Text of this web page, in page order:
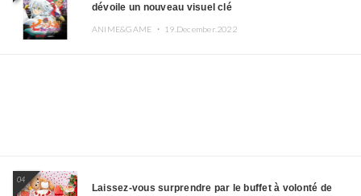
dévoile un nouveau visuel clé
ANIME&GAME ・ 19.December.2022
04
Laissez-vous surprendre par le buffet à volonté de